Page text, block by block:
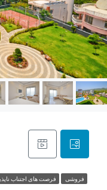
فرصت های اجتناب ناپذیر